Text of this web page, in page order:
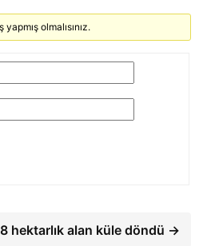
olmalısınız.
hektarlık alan küle döndü →